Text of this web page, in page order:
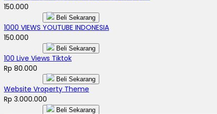
150.000
Beli Sekarang
1000 VIEWS YOUTUBE INDONESIA
150.000
Beli Sekarang
100 Live Views Tiktok
Rp 80.000
Beli Sekarang
Website Vroperty Theme
Rp 3.000.000
Beli Sekarang